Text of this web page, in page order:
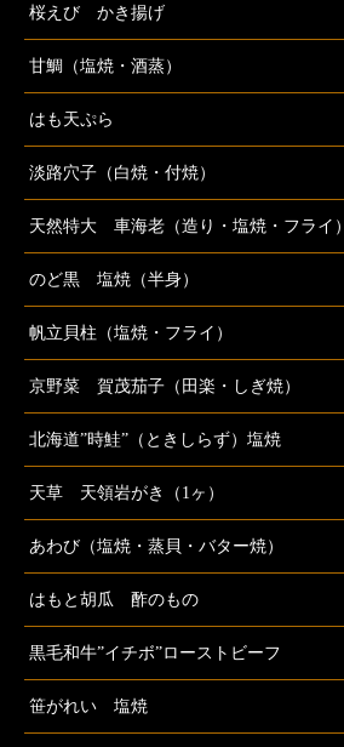
桜えび かき揚げ
甘鯛（塩焼・酒蒸）
はも天ぷら
淡路穴子（白焼・付焼）
天然特大 車海老（造り・塩焼・フライ）
のど黒 塩焼（半身）
帆立貝柱（塩焼・フライ）
京野菜 賀茂茄子（田楽・しぎ焼）
北海道”時鮭”（ときしらず）塩焼
天草 天領岩がき（1ヶ）
あわび（塩焼・蒸貝・バター焼）
はもと胡瓜 酢のもの
黒毛和牛”イチボ”ローストビーフ
笹がれい 塩焼